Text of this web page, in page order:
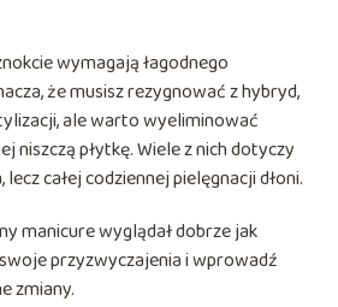
wymagają łagodnego
że musisz rezygnować z hybryd,
ale warto wyeliminować
niszczą płytkę. Wiele z nich dotyczy
całej codziennej pielęgnacji dłoni.
manicure wyglądał dobrze jak
przyzwyczajenia i wprowadź
zmiany.